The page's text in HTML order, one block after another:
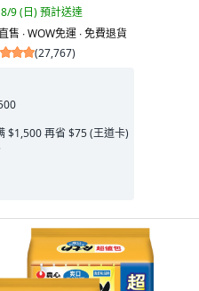
9 (日)預計送達
售 ∙ WOW免運 ∙ 免費退貨
(27,767)
$1,500 再省 $75 (王道卡)